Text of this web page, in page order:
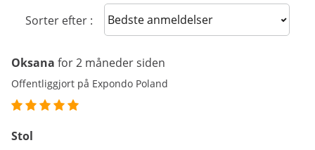
Sorter efter : Sort reviews
Oksana for 2 måneder siden
Offentliggjort på Expondo Poland
Stol